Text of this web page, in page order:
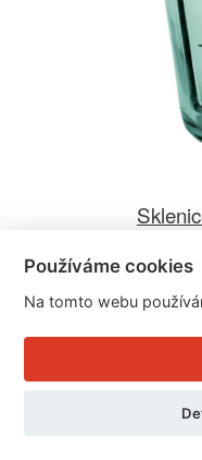
Používáme cookies
Na tomto webu